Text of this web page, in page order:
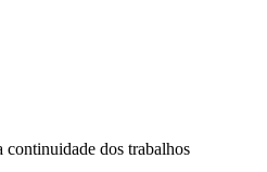
dos trabalhos